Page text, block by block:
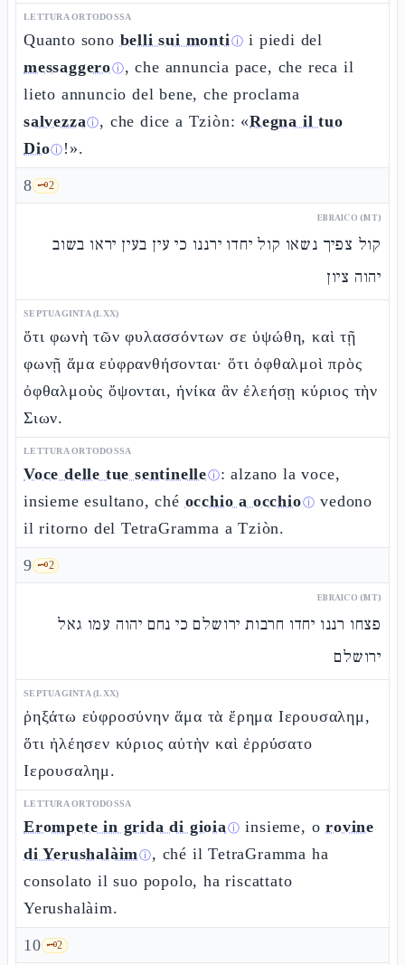
LETTURA ORTODOSSA
Quanto sono belli sui montiⓘ i piedi del
messaggeroⓘ, che annuncia pace, che reca il
lieto annuncio del bene, che proclama
salvezzaⓘ, che dice a Tziòn: «Regna il tuo
Dioⓘ !».
8 🗝️2
EBRAICO (MT)
קול צפיך נשאו קול יחדו ירננו כי עין בעין יראו בשוב
יהוה ציון
SEPTUAGINTA (LXX)
ὅτι φωνὴ τῶν φυλασσόντων σε ὑψώθη, καὶ τῇ
φωνῇ ἅμα εὐφρανθήσονται· ὅτι ὀφθαλμοὶ πρὸς
ὀφθαλμοὺς ὄψονται, ἡνίκα ἂν ἐλεήσῃ κύριος τὴν
Σιων.
LETTURA ORTODOSSA
Voce delle tue sentinelleⓘ: alzano la voce,
insieme esultano, ché occhio a occhioⓘ vedono
il ritorno del TetraGramma a Tziòn.
9 🗝️2
EBRAICO (MT)
פצחו רננו יחדו חרבות ירושלם כי נחם יהוה עמו גאל
ירושלם
SEPTUAGINTA (LXX)
ῥηξάτω εὐφροσύνην ἅμα τὰ ἔρημα Ιερουσαλημ,
ὅτι ἠλέησεν κύριος αὐτὴν καὶ ἐρρύσατο
Ιερουσαλημ.
LETTURA ORTODOSSA
Erompete in grida di gioiaⓘ insieme, orovine
di Yerushalàimⓘ, ché il TetraGramma ha
consolato il suo popolo, ha riscattato
Yerushalàim.
10 🗝️2